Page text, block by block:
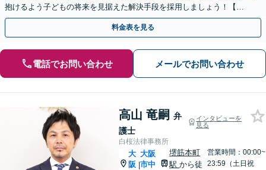
抱けるよう子どもの将来を見据えた解決手段を採用しましょう！【初
回相談無料】
料金表を見る
電話でお問い合わせ メールでお問い合わせ
高山 竜嗣 弁
護士
インタビューを
見る
白桜法律事務所
大
阪 |
大阪
市中
堺筋本町
駅から徒
営業時間：00:00~
23:59（土日祝